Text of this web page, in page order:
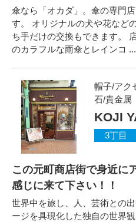
傘なら「オカダ」。傘の専門
す。 オリジナルの犬や花など
ち手だけの交換もできます。
のカラフルな雨傘とレインコ
帽子/アク
石/貴金属
KOJI
3丁目
この元町商店街で身近に
感じに来て下さい！！
世界中を旅し、人、芸術との
ージを具現化した独自の世界